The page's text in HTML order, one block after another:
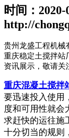
时间：
http://
贵州龙盛工程机械
重庆稳定土搅拌站
资讯展示，敬请关
重庆混凝土搅拌
要迅速投入使用
度和可用性就会
求赶快的运往施
十分切当的规则